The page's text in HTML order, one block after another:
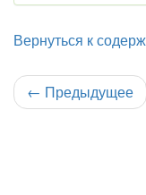
Вернуться к
← Предыдущее